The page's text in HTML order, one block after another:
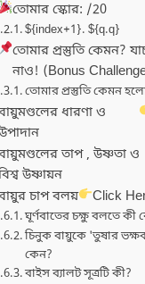
তোমার স্কোর: /20
${index+1}. ${q.q}
তোমার প্রস্তুতি কেমন?
নাও! (Bonus
তোমার প্রস্তুতি কেমন
ধারণা ও
তাপ , উষ্ণতা ও
উষ্ণায়ন
চাপ বলয়
Click
ঘূর্ণবাতের চক্ষু বলতে কী
চিনুক বায়ুকে 'তুষার
কেন?
বাইস ব্যালট সূত্রটি কী?